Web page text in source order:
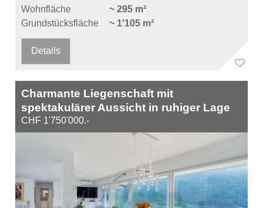
Wohnfläche
~ 295 m²
Grundstücksfläche
~ 1'105 m²
Details
Charmante Liegenschaft mit
spektakulärer Aussicht in ruhiger Lage
CHF 1'750'000.-